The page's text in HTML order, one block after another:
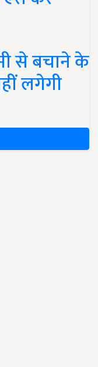
से बचाने के
लगेगी